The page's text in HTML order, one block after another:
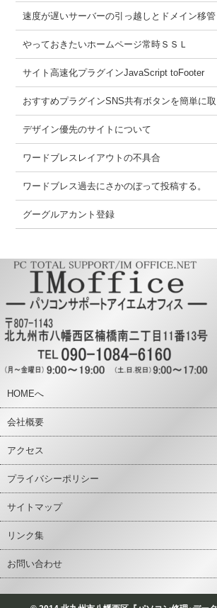
速度が遅いサーバーの引っ越しとドメイン移管
やっておきたいホームページ常時ＳＳＬ
サイト高速化プラグインJavaScript toFooter
おすすめプラグインSNS共有ボタンを簡単に
デザイン優先のサイトについて
ワードブレスレイアウトの不具合
ワードブレス過去にさかのぼって投稿する。
グーグルアカント登録
HOMEへ
会社概要
アクセス
プライバシーポリシー
サイトマップ
リンク集
お問い合わせ